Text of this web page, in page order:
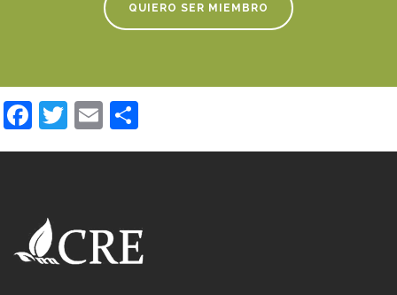
QUIERO SER MIEMBRO
Facebook
Twitter
Email